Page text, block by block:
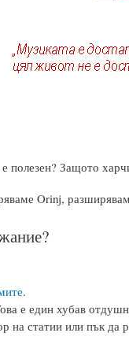
Защото
Orinj,
.
е един хубав
на статии или пък да